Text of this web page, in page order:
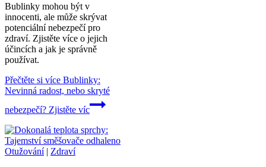
Bublinky mohou být v
innocenti, ale může skrývat
potenciální nebezpečí pro
zdraví. Zjistěte více o jejich
účincích a jak je správně
používat.
Přečtěte si více Bublinky:
Nevinná radost, nebo skryté
nebezpečí? Zjistěte víc
Otužování| Zdraví